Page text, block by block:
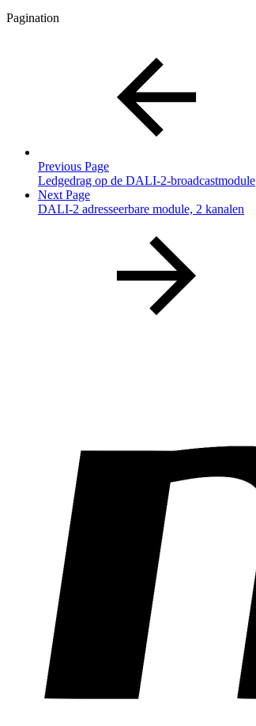
Pagination
Previous Page
Ledgedrag op de DALI-2-broadcastmodule
Next Page
DALI-2 adresseerbare module, 2 kanalen